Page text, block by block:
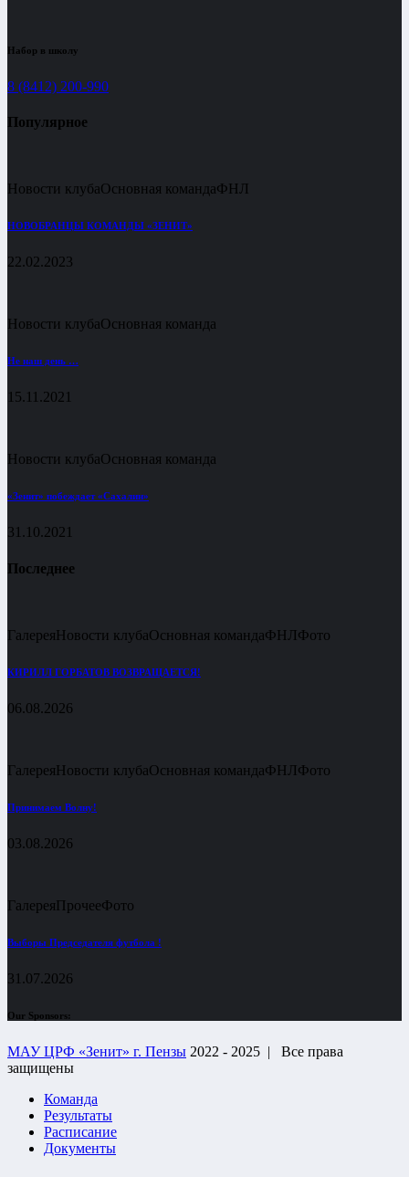
Набор в школу
8 (8412) 200-990
Популярное
Новости клубаОсновная командаФНЛ
НОВОБРАНЦЫ КОМАНДЫ «ЗЕНИТ»
22.02.2023
Новости клубаОсновная команда
Не наш день …
15.11.2021
Новости клубаОсновная команда
«Зенит» побеждает «Сахалин»
31.10.2021
Последнее
ГалереяНовости клубаОсновная командаФНЛФото
КИРИЛЛ ГОРБАТОВ ВОЗВРАЩАЕТСЯ!
06.08.2026
ГалереяНовости клубаОсновная командаФНЛФото
Принимаем Волну!
03.08.2026
ГалереяПрочееФото
Выборы Председателя футбола !
31.07.2026
Our Sponsors:
МАУ ЦРФ «Зенит» г. Пензы 2022 - 2025 | Все права
защищены
Команда
Результаты
Расписание
Документы